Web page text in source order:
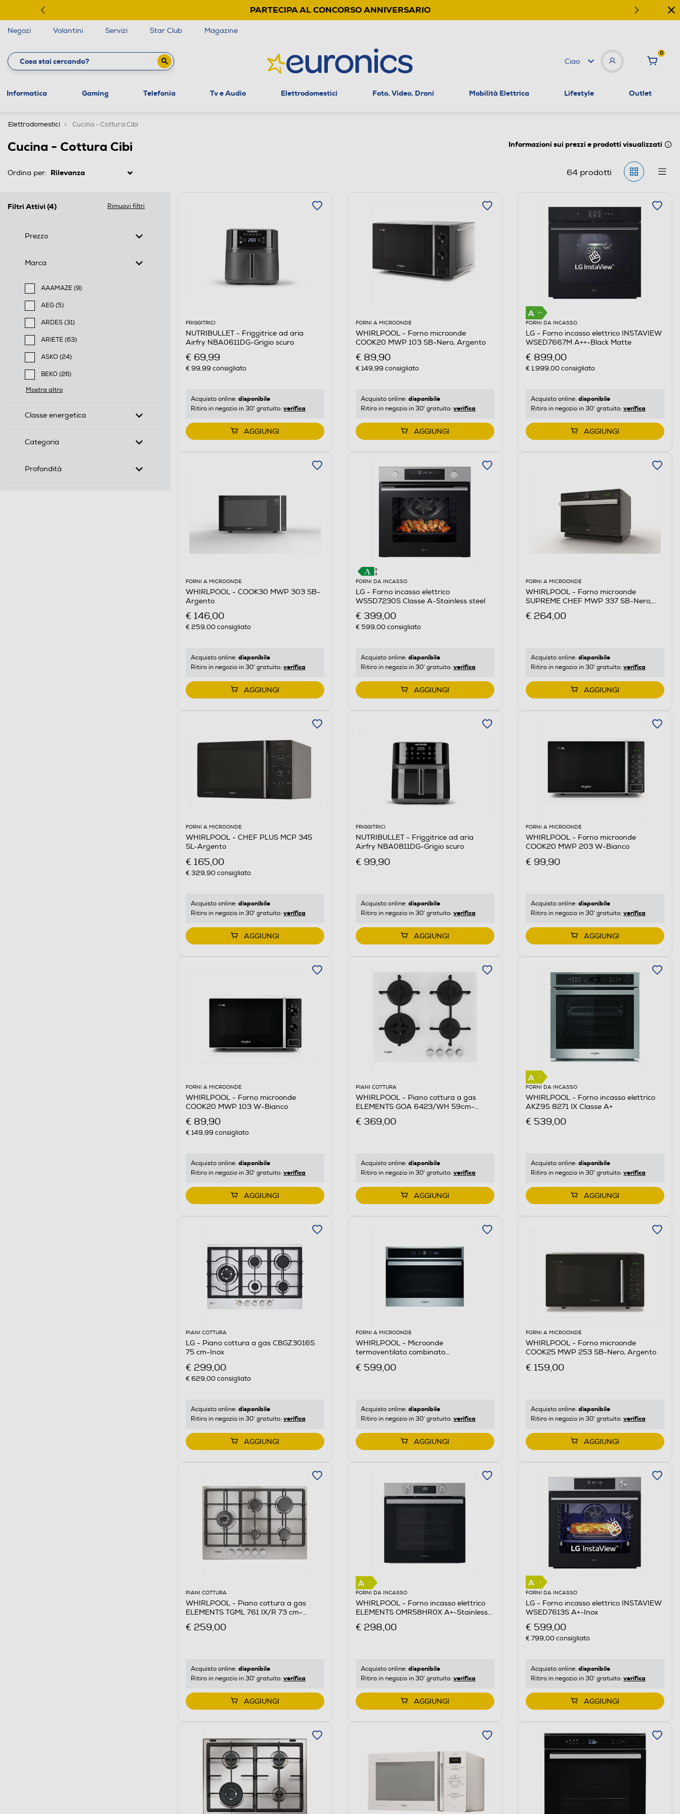
PARTECIPA AL CONCORSO ANNIVERSARIO
Negozi Volantini Servizi Star Club Magazine
Ciao
0
Informatica Gaming Telefonia Tv e Audio Elettrodomestici Foto, Video, Droni Mobilità Elettrica Lifestyle Outlet
Elettrodomestici Cucina - Cottura Cibi
Cucina - Cottura Cibi Informazioni sui prezzi e prodotti visualizzati
Ordina per: 64 prodotti
Filtri Attivi (4) Rimuovi filtri
Prezzo
Marca
AAAMAZE (9)
Filtra per Marca: AAAMAZE
AEG (5)
Filtra per Marca: AEG
ARDES (31)
Filtra per Marca: ARDES
ARIETE (63)
Filtra per Marca: ARIETE
ASKO (24)
Filtra per Marca: ASKO
BEKO (26)
Filtra per Marca: BEKO
Mostra altro
Classe energetica
Categoria
Profondità
FRIGGITRICI
NUTRIBULLET - Friggitrice ad aria
Airfry NBA0611DG-Grigio scuro
€ 69,99
€ 99,99 consigliato
Acquisto online: disponibile
Ritiro in negozio in 30' gratuito: verifica
AGGIUNGI
FORNI A MICROONDE
WHIRLPOOL - Forno microonde
COOK20 MWP 103 SB-Nero, Argento
€ 89,90
€ 149,99 consigliato
Acquisto online: disponibile
Ritiro in negozio in 30' gratuito: verifica
AGGIUNGI
FORNI DA INCASSO
LG - Forno incasso elettrico INSTAVIEW
WSED7667M A++-Black Matte
€ 899,00
€ 1.999,00consigliato
Acquisto online: disponibile
Ritiro in negozio in 30' gratuito: verifica
AGGIUNGI
FORNI A MICROONDE
WHIRLPOOL - COOK30 MWP 303 SB-
Argento
€ 146,00
€ 259,00consigliato
Acquisto online: disponibile
Ritiro in negozio in 30' gratuito: verifica
AGGIUNGI
FORNI DA INCASSO
LG - Forno incasso elettrico
WS5D7230S Classe A-Stainless steel
€ 399,00
€ 599,00consigliato
Acquisto online: disponibile
Ritiro in negozio in 30' gratuito: verifica
AGGIUNGI
FORNI A MICROONDE
WHIRLPOOL - Forno microonde
SUPREME CHEF MWP 337 SB-Nero,
€ 264,00
Acquisto online: disponibile
Ritiro in negozio in 30' gratuito: verifica
AGGIUNGI
FORNI A MICROONDE
WHIRLPOOL - CHEF PLUS MCP 345
SL-Argento
€ 165,00
€ 329,90consigliato
Acquisto online: disponibile
Ritiro in negozio in 30' gratuito: verifica
AGGIUNGI
FRIGGITRICI
NUTRIBULLET - Friggitrice ad aria
Airfry NBA0811DG-Grigio scuro
€ 99,90
Acquisto online: disponibile
Ritiro in negozio in 30' gratuito: verifica
AGGIUNGI
FORNI A MICROONDE
WHIRLPOOL - Forno microonde
COOK20 MWP 203 W-Bianco
€ 99,90
Acquisto online: disponibile
Ritiro in negozio in 30' gratuito: verifica
AGGIUNGI
FORNI A MICROONDE
WHIRLPOOL - Forno microonde
COOK20 MWP 103 W-Bianco
€ 89,90
€ 149,99 consigliato
Acquisto online: disponibile
Ritiro in negozio in 30' gratuito: verifica
AGGIUNGI
PIANI COTTURA
WHIRLPOOL - Piano cottura a gas
ELEMENTS GOA 6423/WH 59cm-
€ 369,00
Acquisto online: disponibile
Ritiro in negozio in 30' gratuito: verifica
AGGIUNGI
FORNI DA INCASSO
WHIRLPOOL - Forno incasso elettrico
AKZ9S 8271 IX Classe A+
€ 539,00
Acquisto online: disponibile
Ritiro in negozio in 30' gratuito: verifica
AGGIUNGI
PIANI COTTURA
LG - Piano cottura a gas CBGZ3016S
75 cm-Inox
€ 299,00
€ 629,00consigliato
Acquisto online: disponibile
Ritiro in negozio in 30' gratuito: verifica
AGGIUNGI
FORNI A MICROONDE
WHIRLPOOL - Microonde
termoventilato combinato
€ 599,00
Acquisto online: disponibile
Ritiro in negozio in 30' gratuito: verifica
AGGIUNGI
FORNI A MICROONDE
WHIRLPOOL - Forno microonde
COOK25 MWP 253 SB-Nero, Argento
€ 159,00
Acquisto online: disponibile
Ritiro in negozio in 30' gratuito: verifica
AGGIUNGI
PIANI COTTURA
WHIRLPOOL - Piano cottura a gas
ELEMENTS TGML 761 IX/R 73 cm-
€ 259,00
Acquisto online: disponibile
Ritiro in negozio in 30' gratuito: verifica
AGGIUNGI
FORNI DA INCASSO
WHIRLPOOL - Forno incasso elettrico
ELEMENTS OMR58HR0X A+-Stainless
€ 298,00
Acquisto online: disponibile
Ritiro in negozio in 30' gratuito: verifica
AGGIUNGI
FORNI DA INCASSO
LG - Forno incasso elettrico INSTAVIEW
WSED7613S A+-Inox
€ 599,00
€ 799,00consigliato
Acquisto online: disponibile
Ritiro in negozio in 30' gratuito: verifica
AGGIUNGI